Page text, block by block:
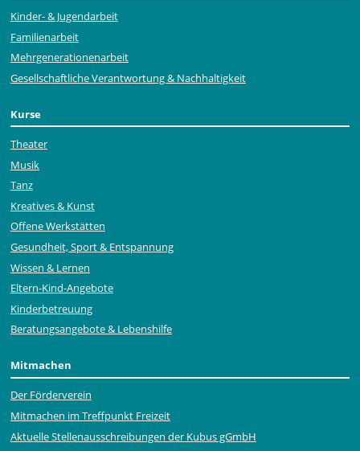
Kinder- & Jugendarbeit
Familienarbeit
Mehr­generationen­arbeit
Gesellschaftliche Verantwortung & Nachhaltigkeit
Kurse
Theater
Musik
Tanz
Kreatives & Kunst
Offene Werkstätten
Gesundheit, Sport & Entspannung
Wissen & Lernen
Eltern-Kind-Angebote
Kinderbetreuung
Beratungsangebote & Lebenshilfe
Mitmachen
Der Förderverein
Mitmachen im Treffpunkt Freizeit
Aktuelle Stellen­ausschrei­bungen der Kubus gGmbH